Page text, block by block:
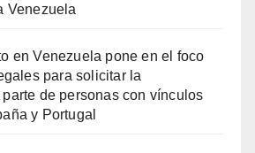
Venezuela
en Venezuela pone en el foco
para solicitar la
de personas con vínculos
y Portugal